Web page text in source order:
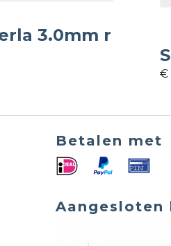
3.0mm r
€
Betalen met
Aangesloten